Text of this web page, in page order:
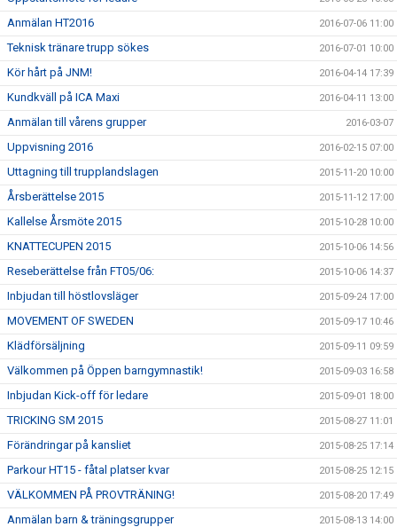
Anmälan HT2016 2016-07-06 11:00
Teknisk tränare trupp sökes 2016-07-01 10:00
Kör hårt på JNM! 2016-04-14 17:39
Kundkväll på ICA Maxi 2016-04-11 13:00
Anmälan till vårens grupper 2016-03-07
Uppvisning 2016 2016-02-15 07:00
Uttagning till trupplandslagen 2015-11-20 10:00
Årsberättelse 2015 2015-11-12 17:00
Kallelse Årsmöte 2015 2015-10-28 10:00
KNATTECUPEN 2015 2015-10-06 14:56
Reseberättelse från FT05/06: 2015-10-06 14:37
Inbjudan till höstlovsläger 2015-09-24 17:00
MOVEMENT OF SWEDEN 2015-09-17 10:46
Klädförsäljning 2015-09-11 09:59
Välkommen på Öppen barngymnastik! 2015-09-03 16:58
Inbjudan Kick-off för ledare 2015-09-01 18:00
TRICKING SM 2015 2015-08-27 11:01
Förändringar på kansliet 2015-08-25 17:14
Parkour HT15 - fåtal platser kvar 2015-08-25 12:15
VÄLKOMMEN PÅ PROVTRÄNING! 2015-08-20 17:49
Anmälan barn & träningsgrupper 2015-08-13 14:00